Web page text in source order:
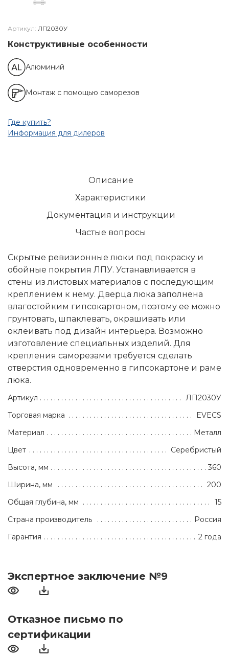
Артикул: ЛП2030У
Конструктивные особенности
Алюминий
Монтаж с помощью саморезов
Где купить?
Информация для дилеров
Описание
Характеристики
Документация и инструкции
Частые вопросы
Скрытые ревизионные люки под покраску и
обойные покрытия ЛПУ. Устанавливается в
стены из листовых материалов с последующим
креплением к нему. Дверца люка заполнена
влагостойким гипсокартоном, поэтому ее можно
грунтовать, шпаклевать, окрашивать или
оклеивать под дизайн интерьера. Возможно
изготовление специальных изделий. Для
крепления саморезами требуется сделать
отверстия одновременно в гипсокартоне и раме
люка.
Артикул
ЛП2030У
Торговая марка
EVECS
Материал
Металл
Цвет
Серебристый
Высота, мм
360
Ширина, мм
200
Общая глубина, мм
15
Страна производитель
Россия
Гарантия
2 года
Экспертное заключение №9
Отказное письмо по
сертификации